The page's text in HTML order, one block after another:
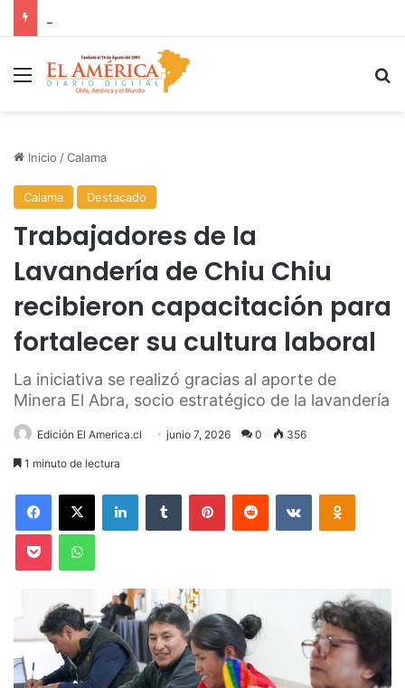
Menú
Inicio /Calama
Calama Destacado
Trabajadores de la
Lavandería de Chiu Chiu
recibieron capacitación para
fortalecer su cultura laboral
La iniciativa se realizó gracias al aporte de
Minera El Abra, socio estratégico de la lavandería
Edición El America.cl junio 7, 2026 0 356
1 minuto de lectura
Facebook
X LinkedInTumblr PinterestReddit VKontakte
Pocket WhatsApp